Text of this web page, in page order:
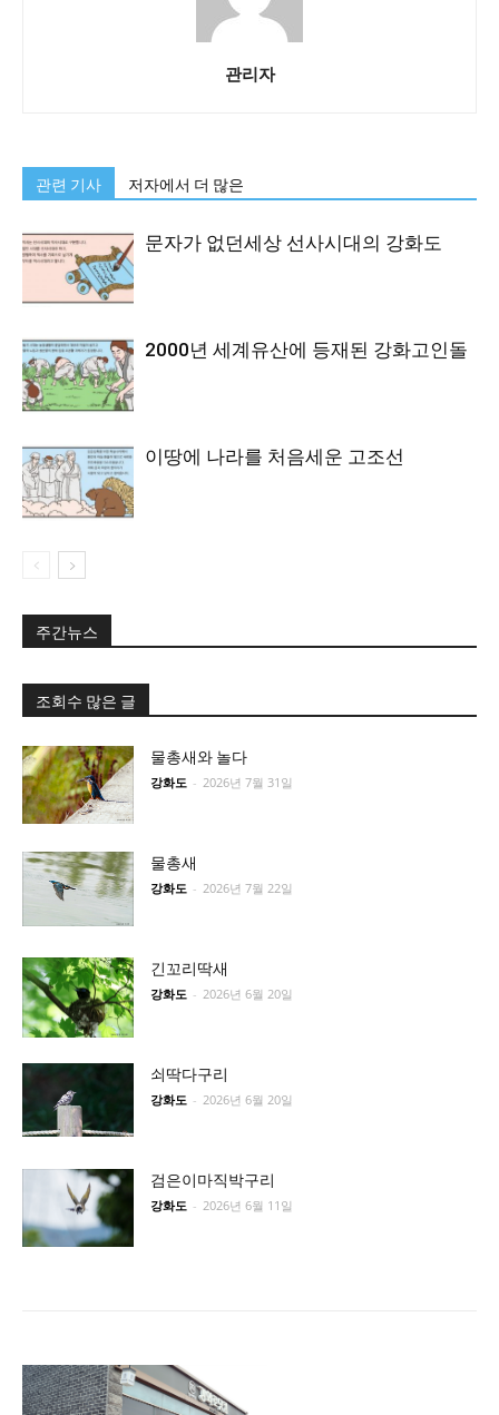
관리자
관련 기사 저자에서 더 많은
문자가 없던세상 선사시대의 강화도
2000년 세계유산에 등재된 강화고인돌
이땅에 나라를 처음세운 고조선
주간뉴스
조회수 많은 글
물총새와 놀다
강화도 - 2026년 7월 31일
물총새
강화도 - 2026년 7월 22일
긴꼬리딱새
강화도 - 2026년 6월 20일
쇠딱다구리
강화도 - 2026년 6월 20일
검은이마직박구리
강화도 - 2026년 6월 11일